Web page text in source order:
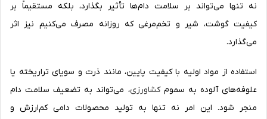
نه تنها می‌تواند بر سلامت دام‌ها تأثیر بگذارد، بلکه مستقیماً بر
کیفیت گوشت، شیر و تخم‌مرغی که روزانه مصرف می‌کنیم نیز اثر
می‌گذارد.
استفاده از مواد اولیه با کیفیت پایین، مانند ذرت و سویای تراریخته یا
علوفه‌های آلوده به سمومکشاورزی، می‌تواند به تضعیف سلامت دام
منجر شود. این امر نه تنها به تولید محصولات دامی کم‌ارزش و